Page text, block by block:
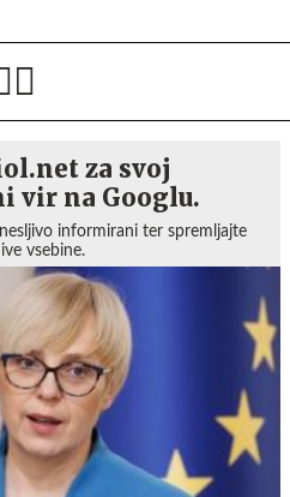
za svoj
vir na Googlu.
informirani ter spremljajte
vsebine.